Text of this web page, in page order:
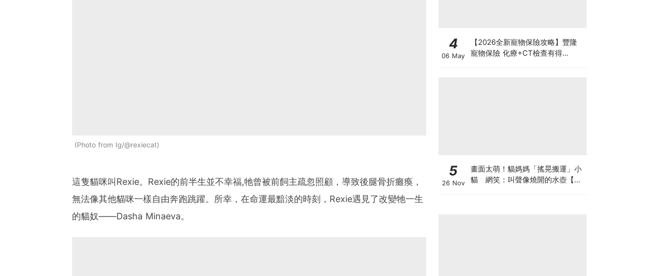
Photo from Ig/@rexiecat
這隻貓咪叫Rexie。Rexie的前半生並不幸福,牠曾被前飼主疏忽照顧，導致後腿骨折癱瘓，
無法像其他貓咪一樣自由奔跑跳躍。所幸，在命運最黯淡的時刻，Rexie遇見了改變牠一生
的貓奴——Dasha Minaeva。
4
06 May
【2026全新寵物保險攻略】豐隆
寵物保險 化療+CT檢查有得
5
26 Nov
畫面太萌！貓媽媽「搖晃搬運」小
貓 網笑：叫聲像燒開的水壺【有